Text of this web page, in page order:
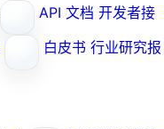
API 文档 开发者接
白皮书 行业研究报